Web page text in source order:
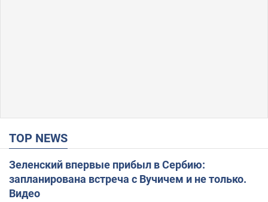
TOP NEWS
Зеленский впервые прибыл в Сербию:
запланирована встреча с Вучичем и не только.
Видео